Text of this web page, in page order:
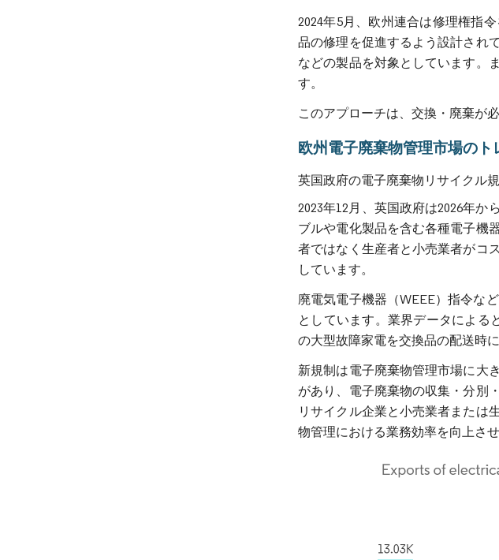
2024年5月、欧州連合は修理権指
品の修理を促進するよう設計され
などの製品を対象としています。
す。
このアプローチは、交換・廃棄が
欧州電子廃棄物管理市場のト
英国政府の電子廃棄物リサイクル
2023年12月、英国政府は2026年
ブルや電化製品を含む各種電子機
者ではなく生産者と小売業者がコ
しています。
廃電気電子機器（WEEE）指令な
としています。業界データによる
の大型故障家電を交換品の配送時
新規制は電子廃棄物管理市場に大
があり、電子廃棄物の収集・分別
リサイクル企業と小売業者または
物管理における業務効率を向上さ